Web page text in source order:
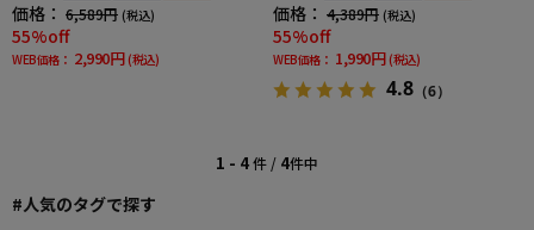
価格： 6,589円 (税込)
55%off
WEB価格： 2,990円 (税込)
価格： 4,389円 (税込)
55%off
WEB価格： 1,990円 (税込)
4.8 （6）
1 - 4件 / 4件中
#人気のタグで探す